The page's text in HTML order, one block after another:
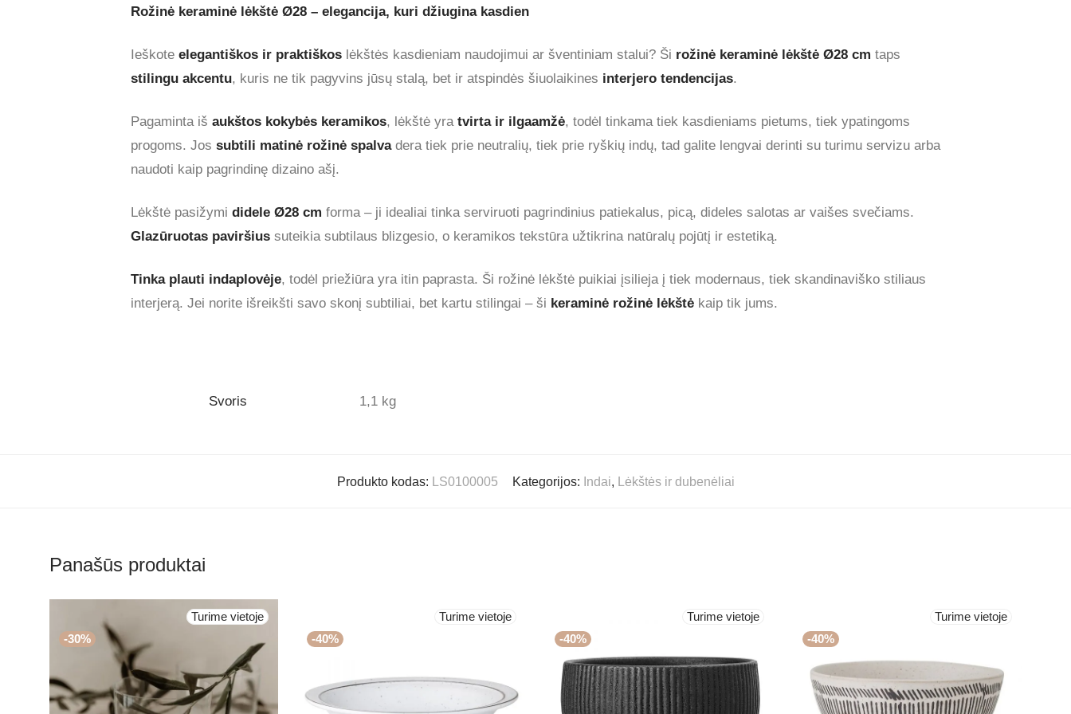
Rožinė keraminė lėkštė Ø28 – elegancija, kuri džiugina kasdien
Ieškote elegantiškos ir praktiškos lėkštės kasdieniam naudojimui ar šventiniam stalui? Ši rožinė keraminė lėkštė Ø28 cm taps
stilingu akcentu, kuris ne tik pagyvins jūsų stalą, bet ir atspindės šiuolaikines interjero tendencijas.
Pagaminta iš aukštos kokybės keramikos, lėkštė yra tvirta ir ilgaamžė, todėl tinkama tiek kasdieniams pietums, tiek ypatingoms
progoms. Jos subtili matinė rožinė spalvadera tiek prie neutralių, tiek prie ryškių indų, tad galite lengvai derinti su turimu servizu arba
naudoti kaip pagrindinę dizaino ašį.
Lėkštė pasižymi didele Ø28 cm forma – ji idealiai tinka serviruoti pagrindinius patiekalus, picą, dideles salotas ar vaišes svečiams.
Glazūruotas paviršius suteikia subtilaus blizgesio, o keramikos tekstūra užtikrina natūralų pojūtį ir estetiką.
Tinka plauti indaplovėje, todėl priežiūra yra itin paprasta. Ši rožinė lėkštė puikiai įsilieja į tiek modernaus, tiek skandinaviško stiliaus
interjerą. Jei norite išreikšti savo skonį subtiliai, bet kartu stilingai – ši keraminė rožinė lėkštė kaip tik jums.
Svoris 1,1 kg
Produkto kodas: LS0100005 Kategorijos: Indai, Lėkštės ir dubenėliai
Panašūs produktai
Turime vietoje
-30%
Turime vietoje
-40%
Turime vietoje
-40%
Turime vietoje
-40%